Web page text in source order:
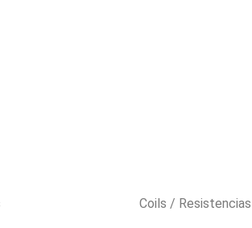
Coils / Resistencias